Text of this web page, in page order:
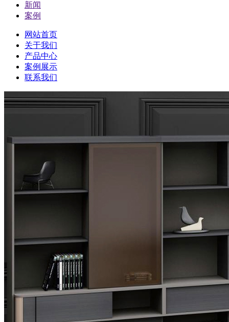
新闻
案例
网站首页
关于我们
产品中心
案例展示
联系我们